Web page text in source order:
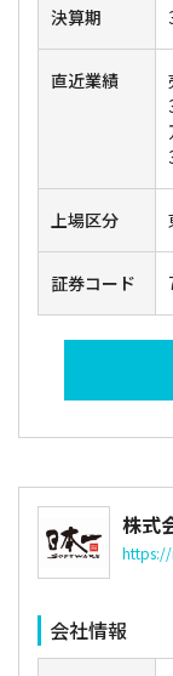
決算期
直近業績
上場区分
証券コード
株式
会社情報